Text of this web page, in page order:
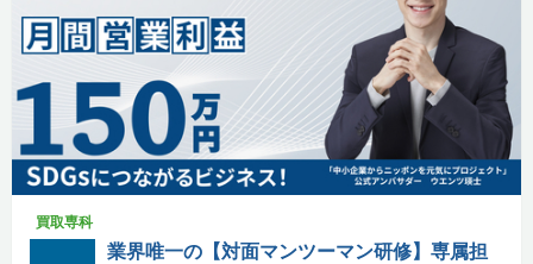
買取専科
業界唯一の【対面マンツーマン研修】専属担